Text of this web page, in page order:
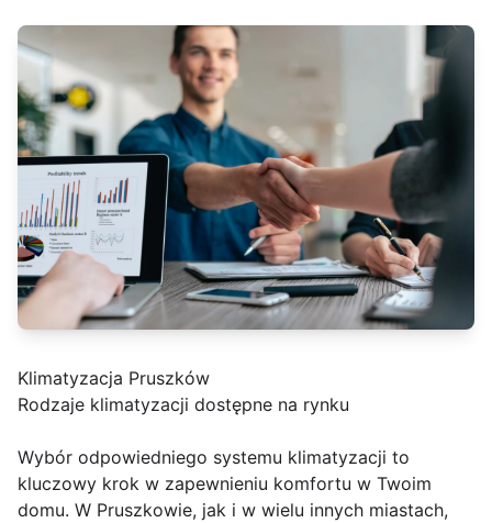
Klimatyzacja Pruszków
Rodzaje klimatyzacji dostępne na rynku
Wybór odpowiedniego systemu klimatyzacji to
kluczowy krok w zapewnieniu komfortu w Twoim
domu. W Pruszkowie, jak i w wielu innych miastach,